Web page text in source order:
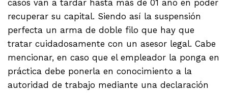
casos van a tardar hasta más de 01 año en poder
recuperar su capital. Siendo así la suspensión
perfecta un arma de doble filo que hay que
tratar cuidadosamente con un asesor legal. Cabe
mencionar, en caso que el empleador la ponga en
práctica debe ponerla en conocimiento a la
autoridad de trabajo mediante una declaración